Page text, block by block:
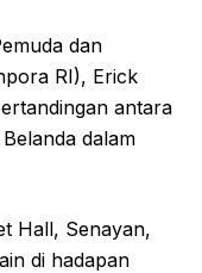
dan
RI), Erick
antara
dalam
Hall, Senayan,
di hadapan